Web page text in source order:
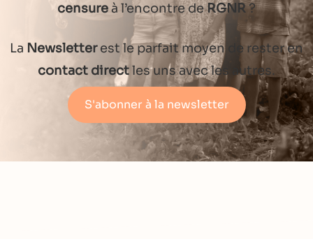
censureà l’encontre deRGNR?
La Newsletterest le parfait moyen de rester en
contact directles uns avec les autres.
S'abonner à la newsletter